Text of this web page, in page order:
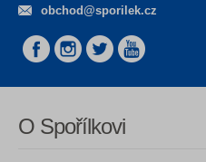
obchod@sporilek.cz
O Spořílkovi